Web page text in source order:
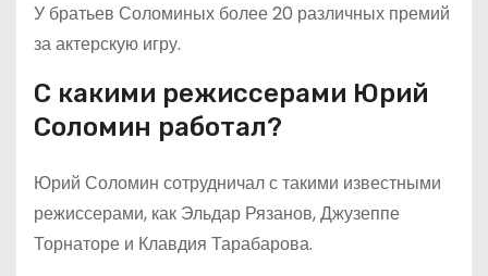
У братьев Соломиных более 20 различных премий
за актерскую игру.
С какими режиссерами Юрий
Соломин работал?
Юрий Соломин сотрудничал с такими известными
режиссерами, как Эльдар Рязанов, Джузеппе
Торнаторе и Клавдия Тарабарова.